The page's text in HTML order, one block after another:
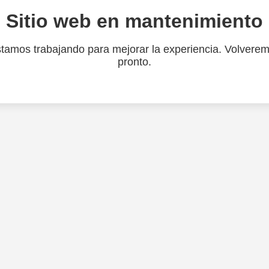
Sitio web en mantenimiento
trabajando para mejorar la experiencia.
pronto.